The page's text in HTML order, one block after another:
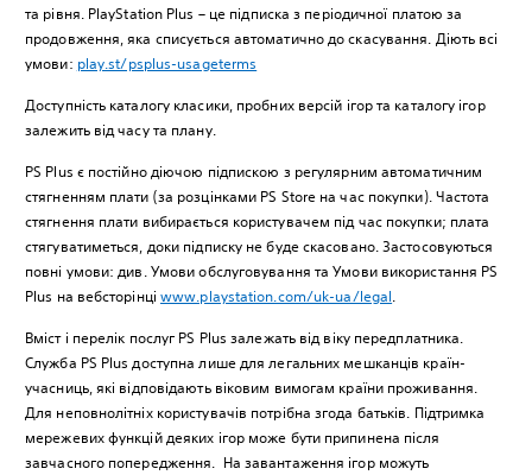
та рівня. PlayStation Plus – це підписка з періодичної платою за
продовження, яка списується автоматично до скасування. Діють всі
умови: play.st/psplus-usageterms
Доступність каталогу класики, пробних версій ігор та каталогу ігор
залежить від часу та плану.
PS Plus є постійно діючою підпискою з регулярним автоматичним
стягненням плати (за розцінками PS Store на час покупки). Частота
стягнення плати вибирається користувачем під час покупки; плата
стягуватиметься, доки підписку не буде скасовано. Застосовуються
повні умови: див. Умови обслуговування та Умови використання PS
Plus на вебсторінці www.playstation.com/uk-ua/legal.
Вміст і перелік послуг PS Plus залежать від віку передплатника.
Служба PS Plus доступна лише для легальних мешканців країн-
учасниць, які відповідають віковим вимогам країни проживання.
Для неповнолітніх користувачів потрібна згода батьків. Підтримка
мережевих функцій деяких ігор може бути припинена після
завчасного попередження. На завантаження ігор можуть